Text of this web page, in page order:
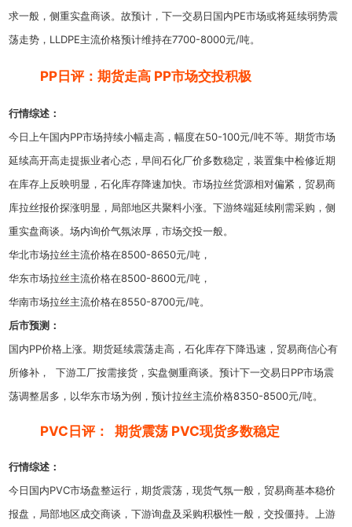
求一般，侧重实盘商谈。故预计，下一交易日国内PE市场或将延续弱势震
荡走势，LLDPE主流价格预计维持在7700-8000元/吨。
PP日评：期货走高 PP市场交投积极
行情综述：
今日上午国内PP市场持续小幅走高，幅度在50-100元/吨不等。期货市场
延续高开高走提振业者心态，早间石化厂价多数稳定，装置集中检修近期
在库存上反映明显，石化库存降速加快。市场拉丝货源相对偏紧，贸易商
库拉丝报价探涨明显，局部地区共聚料小涨。下游终端延续刚需采购，侧
重实盘商谈。场内询价气氛浓厚，市场交投一般。
华北市场拉丝主流价格在8500-8650元/吨，
华东市场拉丝主流价格在8500-8600元/吨，
华南市场拉丝主流价格在8550-8700元/吨。
后市预测：
国内PP价格上涨。期货延续震荡走高，石化库存下降迅速，贸易商信心有
所修补， 下游工厂按需接货，实盘侧重商谈。预计下一交易日PP市场震
荡调整居多，以华东市场为例，预计拉丝主流价格8350-8500元/吨。
PVC日评： 期货震荡 PVC现货多数稳定
行情综述：
今日国内PVC市场盘整运行，期货震荡，现货气氛一般，贸易商基本稳价
报盘，局部地区成交商谈，下游询盘及采购积极性一般，交投僵持。上游